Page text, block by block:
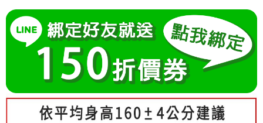
消。如遇「轉專審核」未通過狀況，表示未達大哥付你分期系統評分，恕無
法說明評估內容。
【繳款方式說明】
1.分期款項不併入電信帳單，「大哥付你分期」於每月結算日後寄送繳費提
醒簡訊。
2.透過簡訊連結打開帳單後，可選擇「超商條碼／台灣大直營門市／銀行轉
帳／街口支付／iPASS MONEY」等通路繳費。
【注意事項】
用戶於交易時，得透過本服務購買商品或服務，並由商店將買賣／分期付款
２．便利：只要手機號碼，簡訊認證，即可結帳。
３．安心：先確認商品／服務後，再付款。
【「AFTEE先享後付」結帳流程】
１．於結帳方式選擇「AFTEE先享後付」後，將跳轉至「AFTEE先享後付」
結帳頁面，進行簡訊認證並確認金額後，即可完成結帳。
２．訂單成立數日內，您將收到繳費通知簡訊。
３．收到繳費通知簡訊後14天內，點擊此簡訊中的連結，可透過四大超商／
ATM／網路銀行／等多元方式進行付款，方視為交易完成。
※ 請注意：結帳手續完成當下不需立刻繳費，但若您需要取消訂單，請聯絡
購買商品的店家。未經商家同意取消之訂單仍視為有效，需透過AFTEE先享
會員帳號後，即可在購物車使用 Hami Point 折抵消費金額 (1點等於1元)。
ATM付款
運送方式
每筆NT$80，滿NT$699(含以上)免運費
付款後全家取貨
每筆NT$80，滿NT$699(含以上)免運費